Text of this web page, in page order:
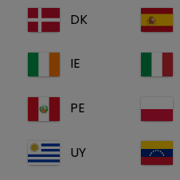
Schafe, Ziegen)
Zur nutritiven
DK
IE
PE
UY